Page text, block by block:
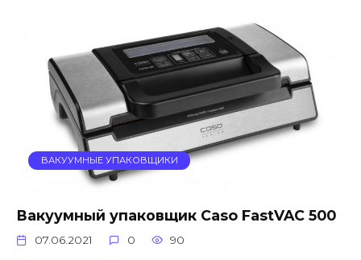
ВАКУУМНЫЕ УПАКОВЩИКИ
Вакуумный упаковщик Caso FastVAC 500
07.06.2021 0 90